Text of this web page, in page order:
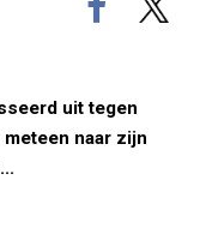
uit tegen
naar zijn